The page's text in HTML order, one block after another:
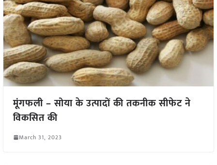
मूंगफली – सोया के उत्पादों की तकनीक सीफेट ने
विकसित की
March 31, 2023